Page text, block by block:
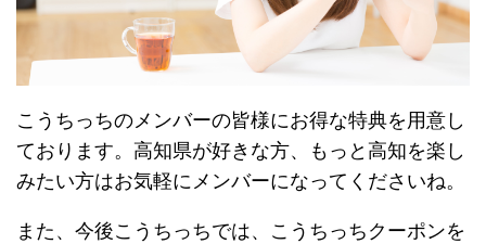
こうちっちのメンバーの皆様にお得な特典を用意し
ております。高知県が好きな方、もっと高知を楽し
みたい方はお気軽にメンバーになってくださいね。
また、今後こうちっちでは、こうちっちクーポンを